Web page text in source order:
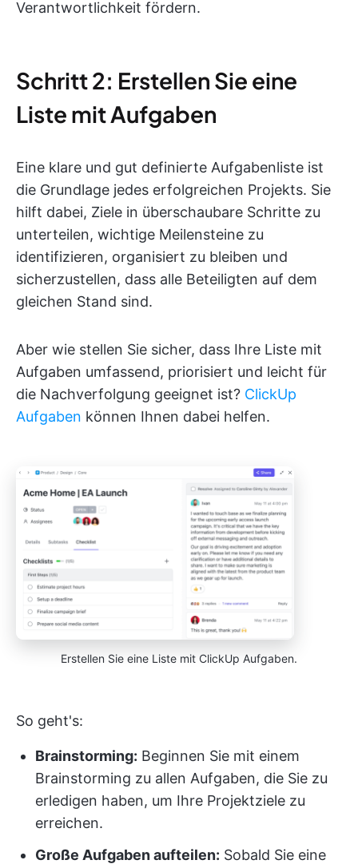
Verantwortlichkeit fördern.
Schritt 2: Erstellen Sie eine
Liste mit Aufgaben
Eine klare und gut definierte Aufgabenliste ist
die Grundlage jedes erfolgreichen Projekts. Sie
hilft dabei, Ziele in überschaubare Schritte zu
unterteilen, wichtige Meilensteine zu
identifizieren, organisiert zu bleiben und
sicherzustellen, dass alle Beteiligten auf dem
gleichen Stand sind.
Aber wie stellen Sie sicher, dass Ihre Liste mit
Aufgaben umfassend, priorisiert und leicht für
die Nachverfolgung geeignet ist? ClickUp
Aufgaben können Ihnen dabei helfen.
Erstellen Sie eine Liste mit ClickUp Aufgaben.
So geht's:
Brainstorming: Beginnen Sie mit einem
Brainstorming zu allen Aufgaben, die Sie zu
erledigen haben, um Ihre Projektziele zu
erreichen.
Große Aufgaben aufteilen: Sobald Sie eine